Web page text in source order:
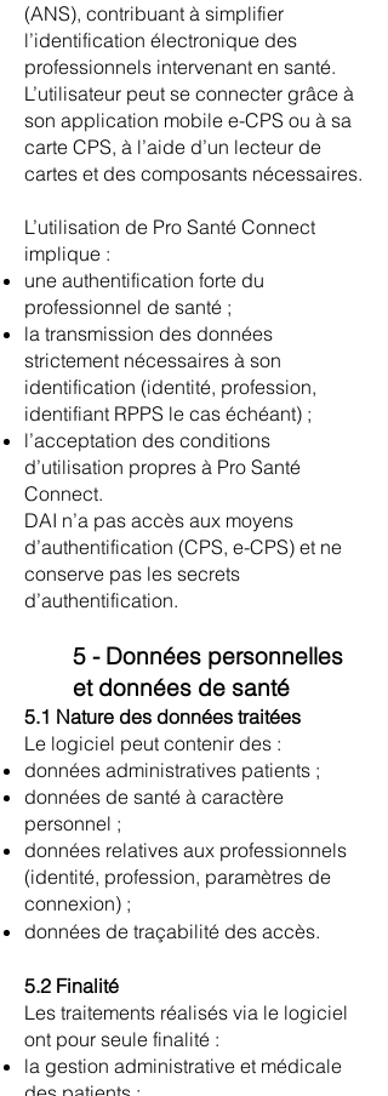
(ANS), contribuant à simplifier
l’identification électronique des
professionnels intervenant en santé.
L’utilisateur peut se connecter grâce à
son application mobile e-CPS ou à sa
carte CPS, à l’aide d’un lecteur de
cartes et des composants nécessaires.
L’utilisation de Pro Santé Connect
implique :
une authentification forte du
professionnel de santé ;
la transmission des données
strictement nécessaires à son
identification (identité, profession,
identifiant RPPS le cas échéant) ;
l’acceptation des conditions
d’utilisation propres à Pro Santé
Connect.
DAI n’a pas accès aux moyens
d’authentification (CPS, e-CPS) et ne
conserve pas les secrets
d’authentification.
5 - Données personnelles
et données de santé
5.1 Nature des données traitées
Le logiciel peut contenir des :
données administratives patients ;
données de santé à caractère
personnel ;
données relatives aux professionnels
(identité, profession, paramètres de
connexion) ;
données de traçabilité des accès.
5.2 Finalité
Les traitements réalisés via le logiciel
ont pour seule finalité :
la gestion administrative et médicale